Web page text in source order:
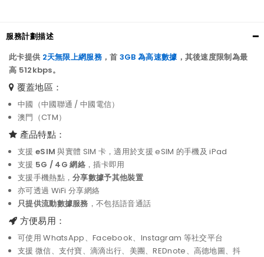
服務計劃描述
此卡提供 2天無限上網服務，首 3GB 為高速數據 ，其後速度限制為最
高 512kbps。
覆蓋地區：
中國（中國聯通 / 中國電信）
澳門（CTM）
產品特點：
支援 eSIM 與實體 SIM 卡，適用於支援 eSIM 的手機及 iPad
支援 5G / 4G 網絡，插卡即用
支援手機熱點，分享數據予其他裝置
亦可透過 WiFi 分享網絡
只提供流動數據服務 ，不包括語音通話
方便易用：
可使用 WhatsApp、Facebook、Instagram 等社交平台
支援 微信、支付寶、滴滴出行、美團、REDnote、高德地圖、抖